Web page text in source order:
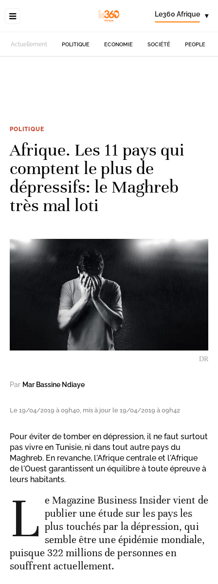
Le360 Afrique ▾
Actuellement POLITIQUE ECONOMIE SOCIÉTÉ PEOPLE
POLITIQUE
Afrique. Les 11 pays qui
comptent le plus de
dépressifs: le Maghreb
très mal loti
DR
Par Mar Bassine Ndiaye
Le 19/04/2019 à 09h40, mis à jour le 19/04/2019 à 09h42
Pour éviter de tomber en dépression, il ne faut surtout
pas vivre en Tunisie, ni dans tout autre pays du
Maghreb. En revanche, l'Afrique centrale et l'Afrique
de l'Ouest garantissent un équilibre à toute épreuve à
leurs habitants.
L e Magazine Business Insider vient de
publier une étude sur les pays les
plus touchés par la dépression, qui
semble être une épidémie mondiale,
puisque 322 millions de personnes en
souffrent actuellement.